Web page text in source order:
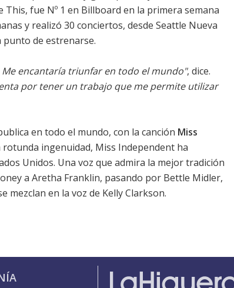
fue Nº 1 en Billboard en la primera semana
y realizó 30 conciertos, desde Seattle Nueva
punto de estrenarse.
encantaría triunfar en todo el mundo", dice.
por tener un trabajo que me permite utilizar
en todo el mundo, con la canción Miss
ingenuidad, Miss Independent ha
Unidos. Una voz que admira la mejor tradición
a Aretha Franklin, pasando por Bettle Midler,
mezclan en la voz de Kelly Clarkson.